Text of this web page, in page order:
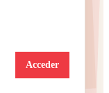
Acceder